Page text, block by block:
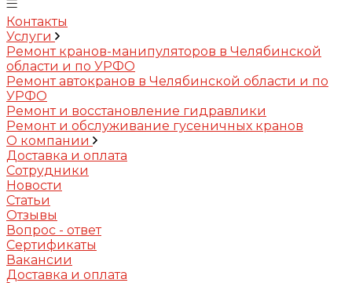
Контакты
Услуги
Ремонт кранов-манипуляторов в Челябинской
области и по УРФО
Ремонт автокранов в Челябинской области и по
УРФО
Ремонт и восстановление гидравлики
Ремонт и обслуживание гусеничных кранов
О компании
Доставка и оплата
Сотрудники
Новости
Статьи
Отзывы
Вопрос - ответ
Сертификаты
Вакансии
Доставка и оплата